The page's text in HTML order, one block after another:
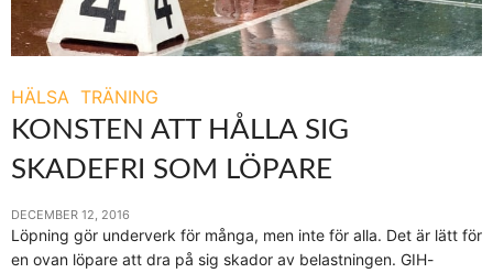
HÄLSA TRÄNING
KONSTEN ATT HÅLLA SIG
SKADEFRI SOM LÖPARE
DECEMBER 12, 2016
Löpning gör underverk för många, men inte för alla. Det är lätt för
en ovan löpare att dra på sig skador av belastningen. GIH-